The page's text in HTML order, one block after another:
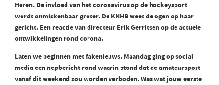
Heren. De invloed van het coronavirus op de hockeysport
wordt onmiskenbaar groter. De KNHB weet de ogen op haar
gericht. Een reactie van directeur Erik Gerritsen op de actuele
ontwikkelingen rond corona.
Laten we beginnen met fakenieuws. Maandag ging op social
media een nepbericht rond waarin stond dat de amateursport
vanaf dit weekend zou worden verboden. Was wat jouw eerste